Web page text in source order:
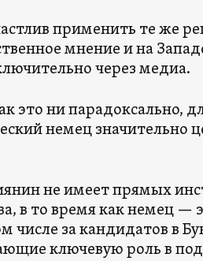
применить те же
мнение и на
через медиа.
это ни парадоксально,
немец значительно
не имеет прямых
в то время как немец
числе за кандидатов в
ключевую роль в